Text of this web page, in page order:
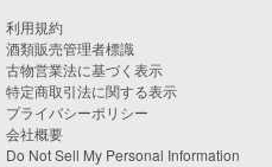
利用規約
酒類販売管理者標識
古物営業法に基づく表示
特定商取引法に関する表示
プライバシーポリシー
会社概要
Do Not Sell My Personal Information